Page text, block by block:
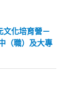
文化培育營－
（職）及大專